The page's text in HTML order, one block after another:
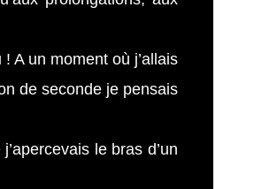
A un moment où j’allais
de seconde je pensais
le bras d’un